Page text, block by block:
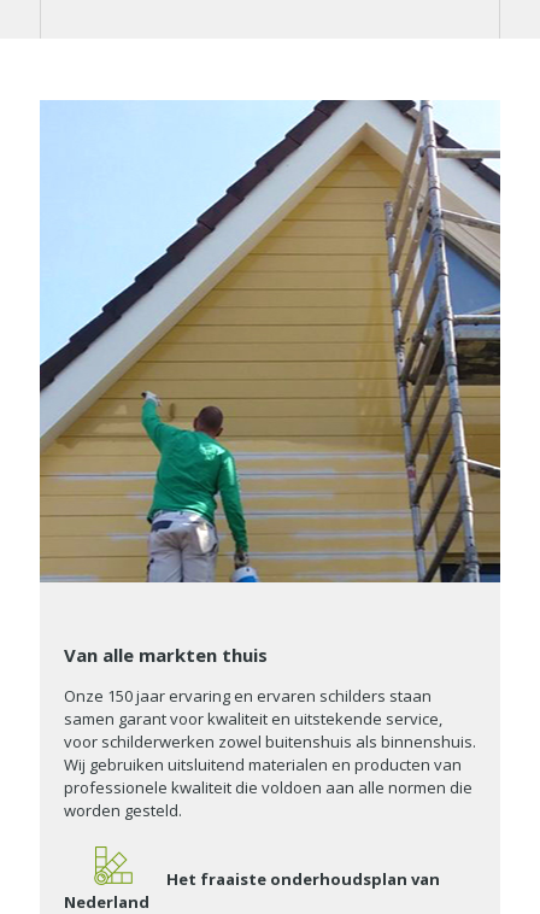
Van alle markten thuis
Onze 150 jaar ervaring en ervaren schilders staan
samen garant voor kwaliteit en uitstekende service,
voor schilderwerken zowel buitenshuis als binnenshuis.
Wij gebruiken uitsluitend materialen en producten van
professionele kwaliteit die voldoen aan alle normen die
worden gesteld.
Het fraaiste onderhoudsplan van
Nederland